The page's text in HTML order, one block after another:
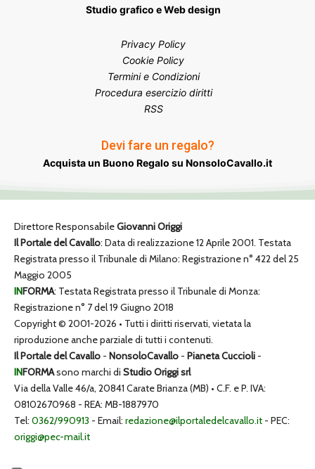
Studio grafico e Web design
Privacy Policy
Cookie Policy
Termini e Condizioni
Procedura esercizio diritti
RSS
Devi fare un regalo?
Acquista un Buono Regalo su NonsoloCavallo.it
Direttore ResponsabileGiovanni Origgi
Il Portale del Cavallo: Data di realizzazione 12 Aprile 2001. Testata
Registrata presso il Tribunale di Milano: Registrazione n° 422 del 25
Maggio 2005
INFORMA: Testata Registrata presso il Tribunale di Monza:
Registrazione n° 7 del 19 Giugno 2018
Copyright © 2001-2026 • Tutti i diritti riservati, vietata la
riproduzione anche parziale di tutti i contenuti.
Il Portale del Cavallo - NonsoloCavallo - Pianeta Cuccioli -
INFORMAsono marchi di Studio Origgi srl
Via della Valle 46/a, 20841 Carate Brianza (MB) • C.F. e P. IVA:
08102670968 - REA: MB-1887970
Tel: 0362/990913 - Email: redazione@ilportaledelcavallo.it - PEC:
origgi@pec-mail.it